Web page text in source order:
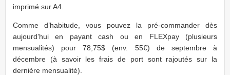
imprimé sur A4.
Comme d’habitude, vous pouvez la pré-commander dès
aujourd’hui en payant cash ou en FLEXpay (plusieurs
mensualités) pour 78,75$ (env. 55€) de septembre à
décembre (à savoir les frais de port sont rajoutés sur la
dernière mensualité).